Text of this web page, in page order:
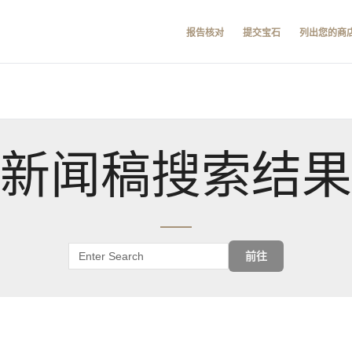
报告核对 提交宝石 列出您的商
新闻稿搜索结果
前往